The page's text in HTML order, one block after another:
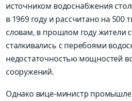
источником водоснабжения
в 1969 году и рассчитано на 500
словам, в прошлом году жители
сталкивались с перебоями
недостаточностью мощностей
сооружений.
Однако вице-министр